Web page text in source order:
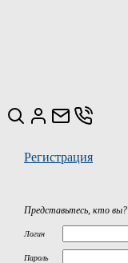
Регистрация
Представьтесь, кто вы?
Логин
Пароль